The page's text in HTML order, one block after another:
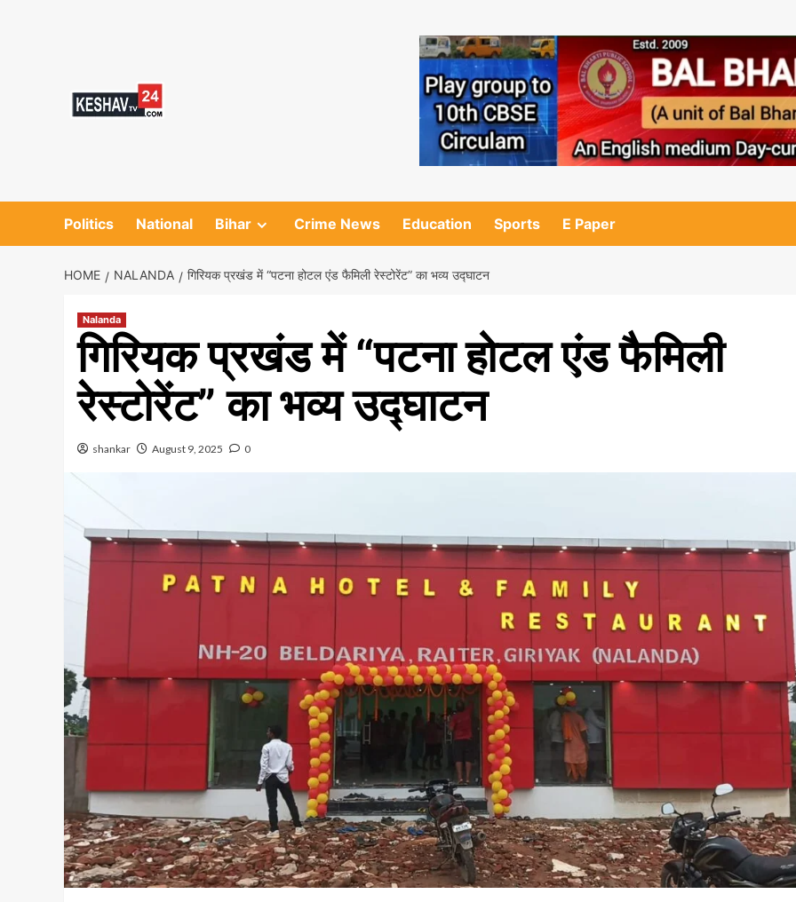
Politics National Bihar Crime News Education Sports E Paper
HOME NALANDA गिरियक प्रखंड में “पटना होटल एंड फैमिली रेस्टोरेंट” का भव्य उद्घाटन
Nalanda
गिरियक प्रखंड में “पटना होटल एंड फैमिली
रेस्टोरेंट” का भव्य उद्घाटन
shankar August 9, 2025 0